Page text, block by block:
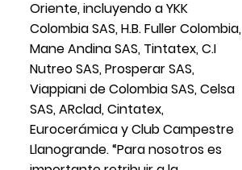
Oriente, incluyendo a YKK
Colombia SAS, H.B. Fuller Colombia,
Mane Andina SAS, Tintatex, C.I
Nutreo SAS, Prosperar SAS,
Viappiani de Colombia SAS, Celsa
SAS, ARclad, Cintatex,
Eurocerámica y Club Campestre
Llanogrande. “Para nosotros es